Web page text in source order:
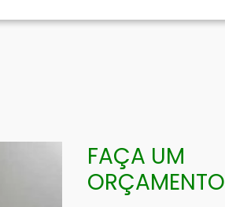
FAÇA UM
ORÇAMENTO